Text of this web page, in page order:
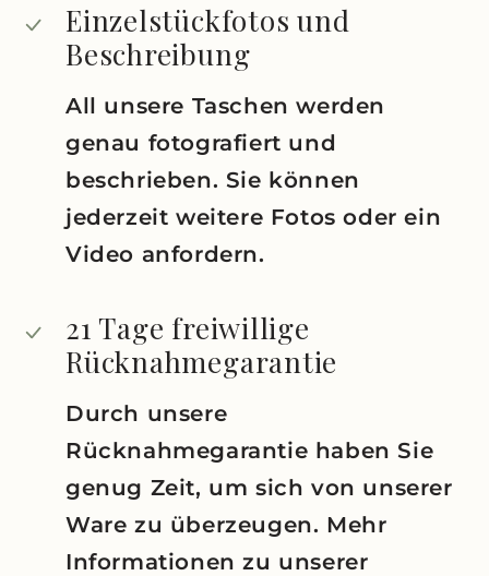
Einzelstückfotos und
Beschreibung
All unsere Taschen werden
genau fotografiert und
beschrieben. Sie können
jederzeit weitere Fotos oder ein
Video anfordern.
21 Tage freiwillige
Rücknahmegarantie
Durch unsere
Rücknahmegarantie haben Sie
genug Zeit, um sich von unserer
Ware zu überzeugen. Mehr
Informationen zu unserer